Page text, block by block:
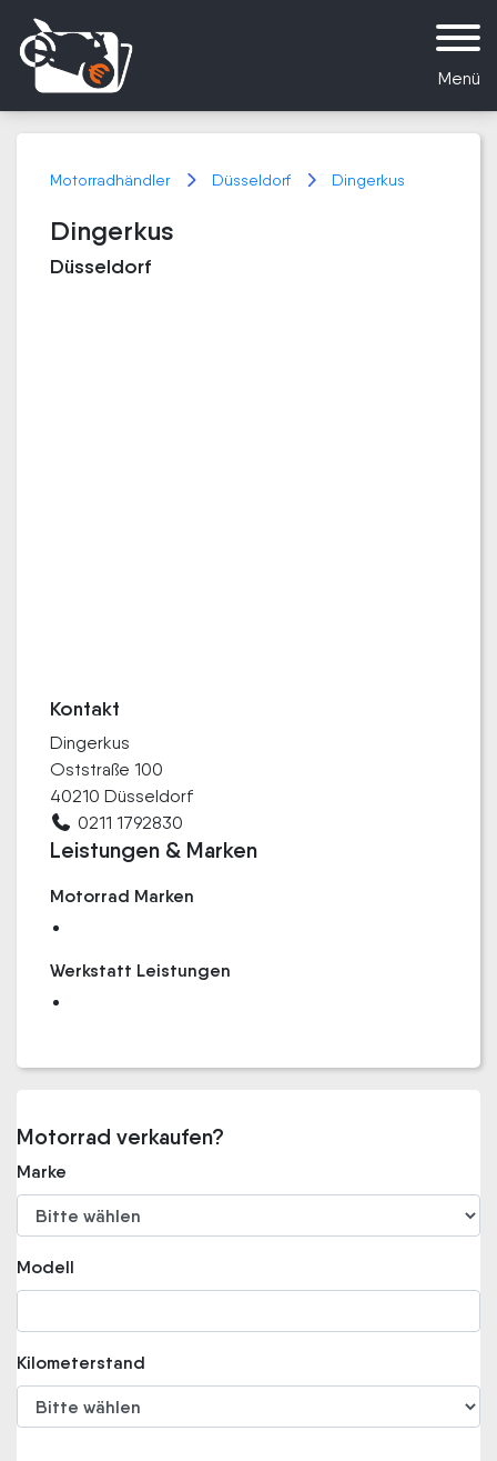
Menü
Motorradhändler Düsseldorf Dingerkus
Dingerkus
Düsseldorf
Kontakt
Dingerkus
Oststraße 100
40210 Düsseldorf
0211 1792830
Leistungen & Marken
Motorrad Marken
Werkstatt Leistungen
Motorrad verkaufen?
Marke
Modell
Kilometerstand